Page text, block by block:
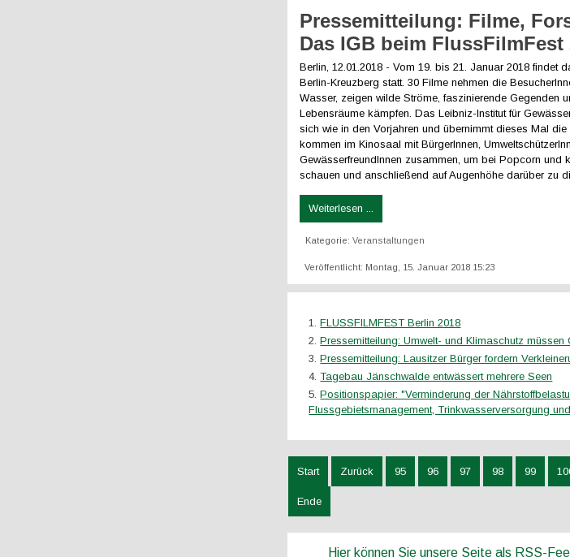
Pressemitteilung: Filme,
Das IGB beim FlussFilmFest
Berlin, 12.01.2018 - Vom 19. bis 21. Januar 2018 findet
Berlin-Kreuzberg statt. 30 Filme nehmen die
Wasser, zeigen wilde Ströme, faszinierende Gegenden
Lebensräume kämpfen. Das Leibniz-Institut für
sich wie in den Vorjahren und übernimmt dieses Mal
kommen im Kinosaal mit BürgerInnen,
GewässerfreundInnen zusammen, um bei Popcorn und
schauen und anschließend auf Augenhöhe darüber zu
Weiterlesen ...
Kategorie:Veranstaltungen
Veröffentlicht: Montag, 15. Januar 2018 15:23
FLUSSFILMFEST Berlin 2018
Pressemitteilung: Umwelt- und Klimaschutz
Pressemitteilung: Lausitzer Bürger fordern
Tagebau Jänschwalde entwässert mehrere Seen
Positionspapier: "Verminderung der
Flussgebietsmanagement, Trinkwasserversorgung
Start Zurück 95 96 97 98 99
Ende
Hier können Sie unsere Seite als RSS-